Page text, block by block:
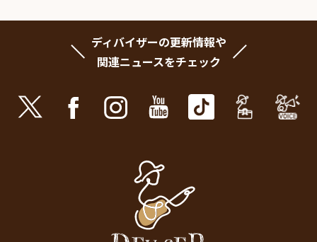
ディバイザーの更新情報や
関連ニュースをチェック